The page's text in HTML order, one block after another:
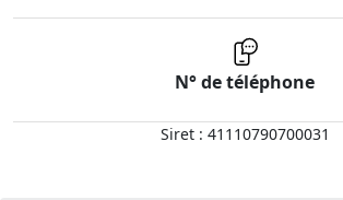
N° de téléphone
Siret : 41110790700031